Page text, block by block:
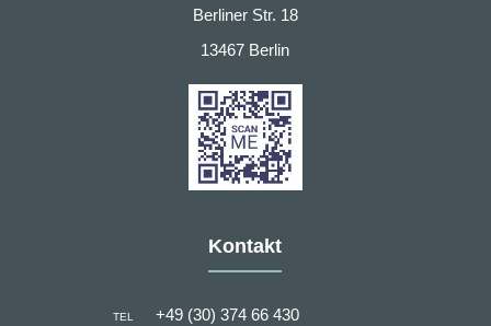
Berliner Str. 18
13467 Berlin
Kontakt
TEL +49 (30) 374 66 430